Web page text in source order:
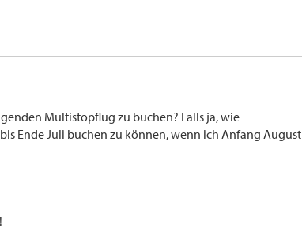
Multistopflug zu buchen? Falls ja, wie
Ende Juli buchen zu können, wenn ich Anfang August